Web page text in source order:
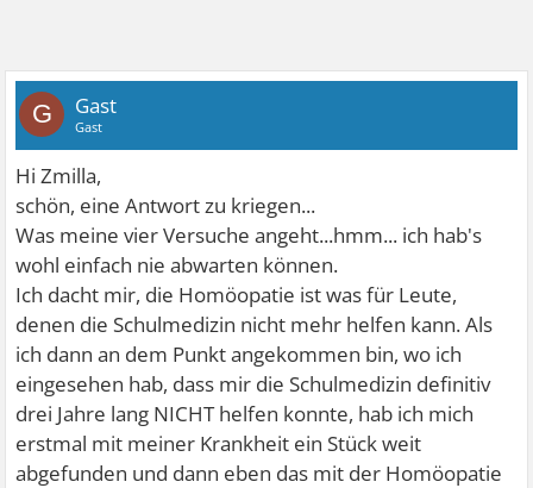
G Gast
Gast
Hi Zmilla,
schön, eine Antwort zu kriegen...
Was meine vier Versuche angeht...hmm... ich hab's
wohl einfach nie abwarten können.
Ich dacht mir, die Homöopatie ist was für Leute,
denen die Schulmedizin nicht mehr helfen kann. Als
ich dann an dem Punkt angekommen bin, wo ich
eingesehen hab, dass mir die Schulmedizin definitiv
drei Jahre lang NICHT helfen konnte, hab ich mich
erstmal mit meiner Krankheit ein Stück weit
abgefunden und dann eben das mit der Homöopatie